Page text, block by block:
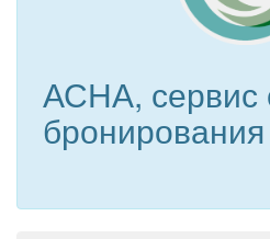
АСНА, сервис